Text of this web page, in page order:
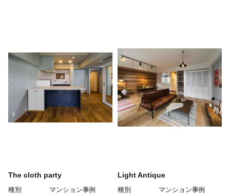
The cloth party
種別
マンション事例
Light Antique
種別
マンション事例